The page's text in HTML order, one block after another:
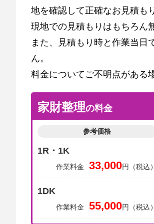
地を確認して正確なお見積も
現地での見積もりはもちろん
また、見積もり時と作業当日
ん。
料金についてご不明点がある
家財整理の料金
参考価格
1R・1K
作業料金 33,000円（税込）
1DK
作業料金 55,000円（税込）